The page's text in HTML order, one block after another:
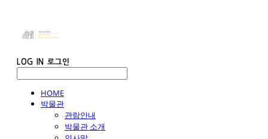
LOG IN 로그인
HOME
박물관
관람안내
박물관 소개